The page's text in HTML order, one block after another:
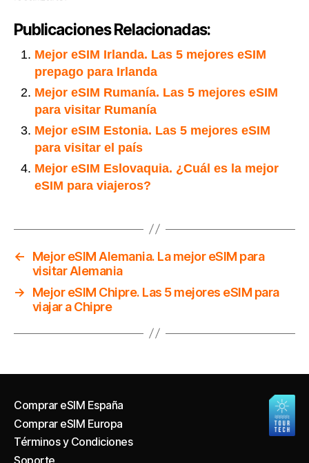
Publicaciones Relacionadas:
Mejor eSIM Irlanda. Las 5 mejores eSIM
prepago para Irlanda
Mejor eSIM Rumanía. Las 5 mejores eSIM
para visitar Rumanía
Mejor eSIM Estonia. Las 5 mejores eSIM
para visitar el país
Mejor eSIM Eslovaquia. ¿Cuál es la mejor
eSIM para viajeros?
←
Mejor eSIM Alemania. La mejor eSIM para
visitar Alemania
→
Mejor eSIM Chipre. Las 5 mejores eSIM para
viajar a Chipre
Comprar eSIM España
Comprar eSIM Europa
Términos y Condiciones
Soporte